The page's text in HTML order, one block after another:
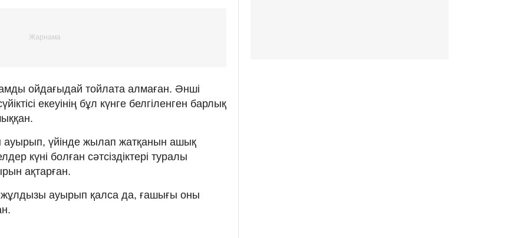
ойдағыдай тойлата алмаған. Әнші
екеуінің бұл күнге белгіленген барлық
ауырып, үйінде жылап жатқанын ашық
күні болған сәтсіздіктері туралы
ақтарған.
жұлдызы ауырып қалса да, ғашығы оны